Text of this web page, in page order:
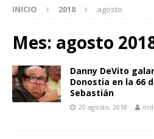
INICIO 2018 agosto
Mes: agosto
Danny DeVito
Donostia en la 66
Sebastián
20 agosto, 2018